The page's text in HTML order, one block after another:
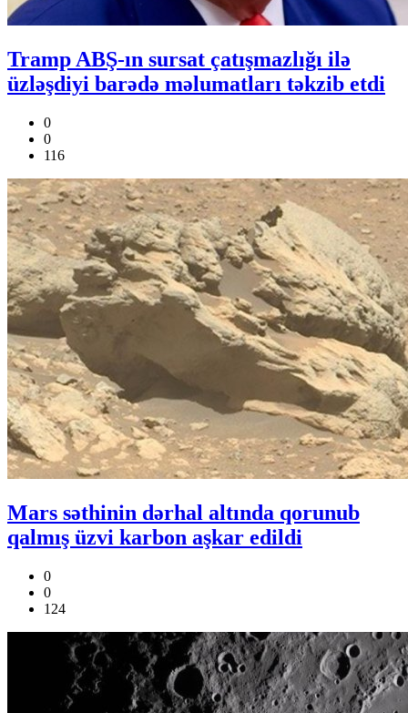
Tramp ABŞ-ın sursat çatışmazlığı ilə
üzləşdiyi barədə məlumatları təkzib etdi
0
0
116
Mars səthinin dərhal altında qorunub
qalmış üzvi karbon aşkar edildi
0
0
124